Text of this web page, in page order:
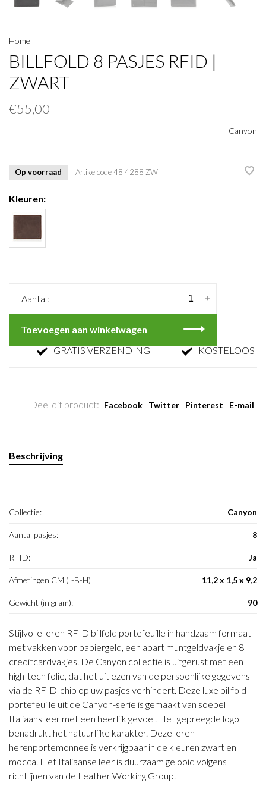
Home
BILLFOLD 8 PASJES RFID |
ZWART
€55,00
Canyon
Op voorraad Artikelcode48 4288 ZW
Kleuren:
Aantal: +
-
Toevoegen aan winkelwagen
GRATIS VERZENDING
KOSTELOOS
Deel dit product: Facebook Twitter Pinterest E-mail
Beschrijving
Collectie: Canyon
Aantal pasjes: 8
RFID: Ja
Afmetingen CM (L-B-H) 11,2 x 1,5 x 9,2
Gewicht (in gram): 90
Stijlvolle leren RFID billfold portefeuille in handzaam formaat
met vakken voor papiergeld, een apart muntgeldvakje en 8
creditcardvakjes. De Canyon collectie is uitgerust met een
high-tech folie, dat het uitlezen van de persoonlijke gegevens
via de RFID-chip op uw pasjes verhindert. Deze luxe billfold
portefeuille uit de Canyon-serie is gemaakt van soepel
Italiaans leer met een heerlijk gevoel. Het gepreegde logo
benadrukt het natuurlijke karakter. Deze leren
herenportemonnee is verkrijgbaar in de kleuren zwart en
mocca. Het Italiaanse leer is duurzaam gelooid volgens
richtlijnen van de Leather Working Group.